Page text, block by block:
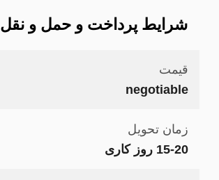
شرایط پرداخت و حمل و نقل
قیمت
negotiable
زمان تحویل
15-20 روز کاری